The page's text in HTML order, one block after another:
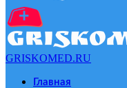
GRISKOMED.RU
Главная